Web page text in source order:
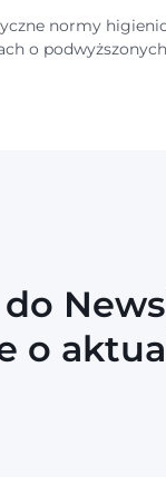
normy
o
do
o